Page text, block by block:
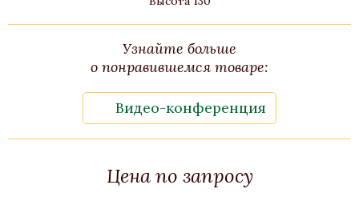
Узнайте больше
о понравившемся товаре:
Видео-конференция
Цена по запросу